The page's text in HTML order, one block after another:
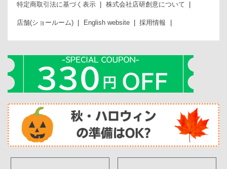
特定商取引法に基づく表示 株式会社店研創意について
店舗(ショールーム) English website 採用情報